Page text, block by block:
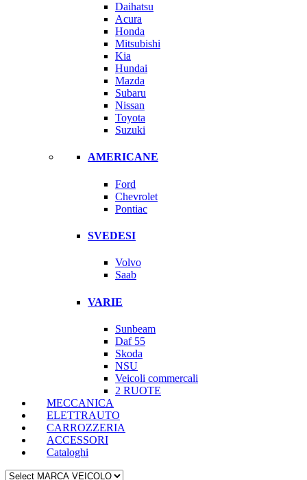
Daihatsu
Acura
Honda
Mitsubishi
Kia
Hundai
Mazda
Subaru
Nissan
Toyota
Suzuki
AMERICANE
Ford
Chevrolet
Pontiac
SVEDESI
Volvo
Saab
VARIE
Sunbeam
Daf 55
Skoda
NSU
Veicoli commercali
2 RUOTE
MECCANICA
ELETTRAUTO
CARROZZERIA
ACCESSORI
Cataloghi